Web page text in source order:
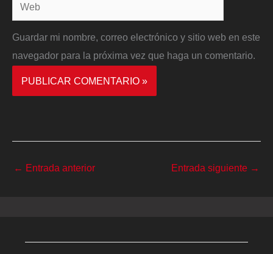
Guardar mi nombre, correo electrónico y sitio web en este
navegador para la próxima vez que haga un comentario.
← Entrada anterior Entrada siguiente →